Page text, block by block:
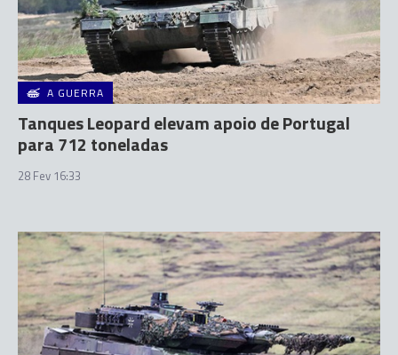
A GUERRA
Tanques Leopard elevam apoio de Portugal
para 712 toneladas
28 Fev 16:33